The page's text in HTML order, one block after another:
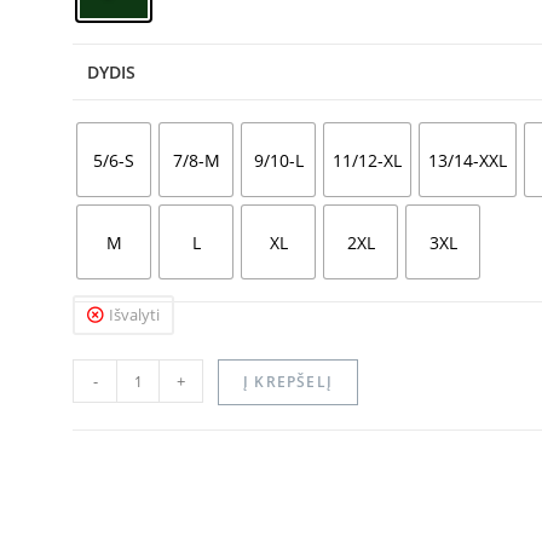
DYDIS
5/6-S 7/8-M 9/10-L 11/12-XL 13/14-XXL
M L XL 2XL 3XL
Išvalyti
- + Į KREPŠELĮ